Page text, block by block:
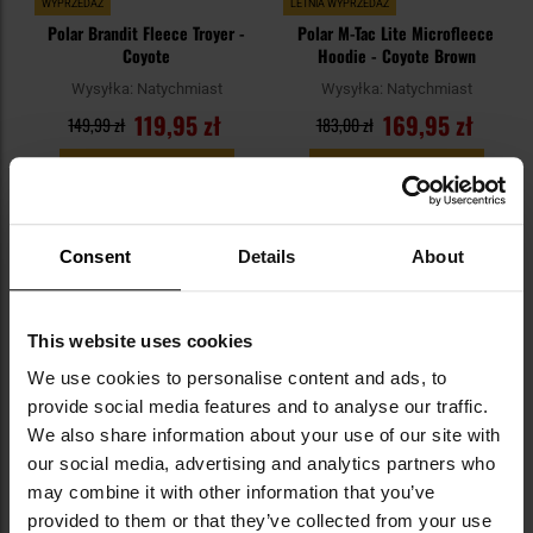
Consent Details About
This website uses cookies
We use cookies to personalise content and ads, to
provide social media features and to analyse our traffic.
We also share information about your use of our site with
our social media, advertising and analytics partners who
may combine it with other information that you’ve
provided to them or that they’ve collected from your use
WYPRZEDAŻ
Polar Brandit Fleece Troyer -
Coyote
Wysyłka: Natychmiast
119,95 zł
149,99 zł
LETNIA WYPRZEDAŻ
Polar M-Tac Lite Microfleece
Hoodie - Coyote Brown
Wysyłka: Natychmiast
169,95 zł
183,00 zł
DO KOSZYKA
Dodaj
do
PROMOCJA
WYPRZEDAŻ
Bluza Emerson Gear Blue Label
Bluza Helikon-Tex MBDU NyCo